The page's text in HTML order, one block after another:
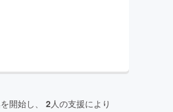
開始し、 2人の支援により